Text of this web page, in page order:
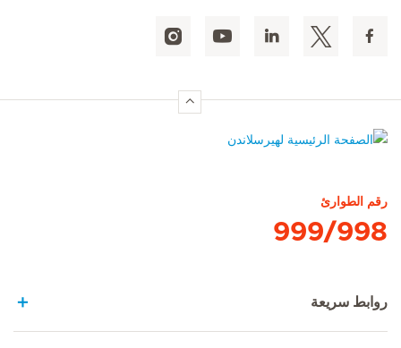
رقم الطوارئ
999/998
روابط سريعة